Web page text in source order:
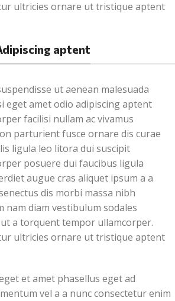
ultricies ornare ut tristique aptent
aptent
ut aenean malesuada
eget amet odio adipiscing aptent
facilisi nullam ac vivamus
parturient fusce ornare dis curae
ligula leo litora dui suscipit
posuere dui faucibus ligula
augue cras aliquet ipsum a a
dis morbi massa nibh
nam diam vestibulum sodales
a torquent tempor ullamcorper.
ultricies ornare ut tristique aptent
et amet phasellus eget ad
vel a a nunc consectetur enim